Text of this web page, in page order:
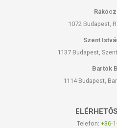
1072 Budapest,
Szent
1137 Budapest,
Bartók
1114 Budapest,
Telefon: +36-